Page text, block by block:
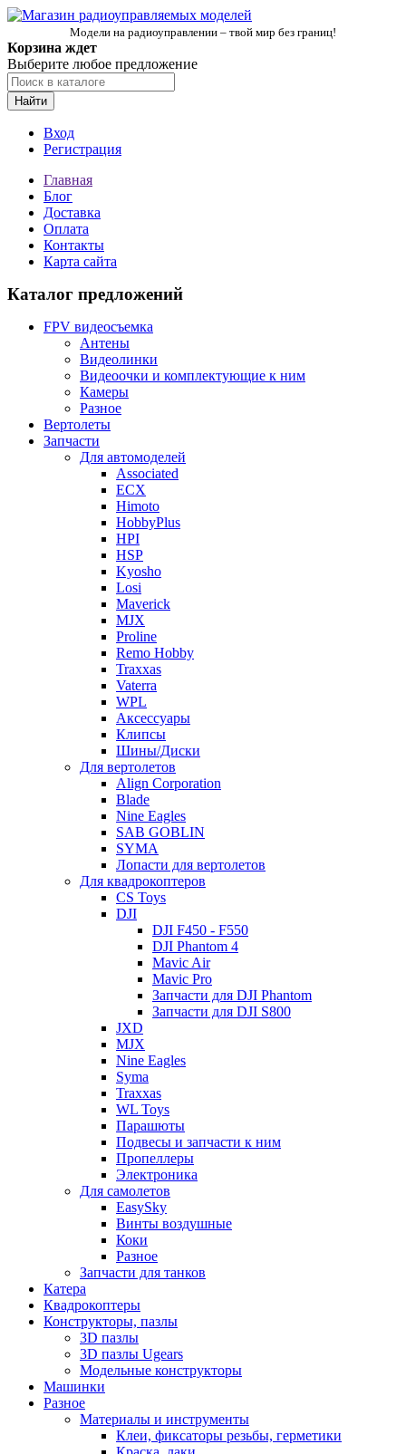
Модели на радиоуправлении – твой мир без границ!
Корзина ждет
Выберите любое предложение
Найти
Вход
Регистрация
Главная
Блог
Доставка
Оплата
Контакты
Карта сайта
Каталог предложений
FPV видеосъемка
Антены
Видеолинки
Видеоочки и комплектующие к ним
Камеры
Разное
Вертолеты
Запчасти
Для автомоделей
Associated
ECX
Himoto
HobbyPlus
HPI
HSP
Kyosho
Losi
Maverick
MJX
Proline
Remo Hobby
Traxxas
Vaterra
WPL
Аксессуары
Клипсы
Шины/Диски
Для вертолетов
Align Corporation
Blade
Nine Eagles
SAB GOBLIN
SYMA
Лопасти для вертолетов
Для квадрокоптеров
CS Toys
DJI
DJI F450 - F550
DJI Phantom 4
Mavic Air
Mavic Pro
Запчасти для DJI Phantom
Запчасти для DJI S800
JXD
MJX
Nine Eagles
Syma
Traxxas
WL Toys
Парашюты
Подвесы и запчасти к ним
Пропеллеры
Электроника
Для самолетов
EasySky
Винты воздушные
Коки
Разное
Запчасти для танков
Катера
Квадрокоптеры
Конструкторы, пазлы
3D пазлы
3D пазлы Ugears
Модельные конструкторы
Машинки
Разное
Материалы и инструменты
Клеи, фиксаторы резьбы, герметики